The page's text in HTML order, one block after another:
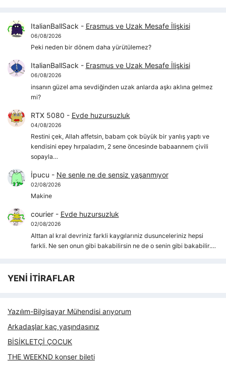
ItalianBallSack - Erasmus ve Uzak Mesafe İlişkisi
06/08/2026
Peki neden bir dönem daha yürütülemez?
ItalianBallSack - Erasmus ve Uzak Mesafe İlişkisi
06/08/2026
insanın güzel ama sevdiğinden uzak anlarda aşkı aklına gelmez
mi?
RTX 5080 - Evde huzursuzluk
04/08/2026
Restini çek, Allah affetsin, babam çok büyük bir yanlış yaptı ve
kendisini epey hırpaladım, 2 sene öncesinde babaannem çivili
sopayla…
İpucu - Ne senle ne de sensiz yaşanmıyor
02/08/2026
Makine
courier- Evde huzursuzluk
02/08/2026
Alttan al kral devriniz farkli kaygılarıniz dusunceleriniz hepsi
farkli. Ne sen onun gibi bakabilirsin ne de o senin gibi bakabilir.…
YENİ İTİRAFLAR
Yazılım-Bilgisayar Mühendisi arıyorum
Arkadaşlar kaç yaşındasınız
BİSİKLETÇİ ÇOCUK
THE WEEKND konser bileti